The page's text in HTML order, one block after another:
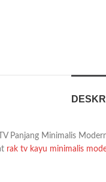
Panjang Minimalis
rak tv kayu minimalis